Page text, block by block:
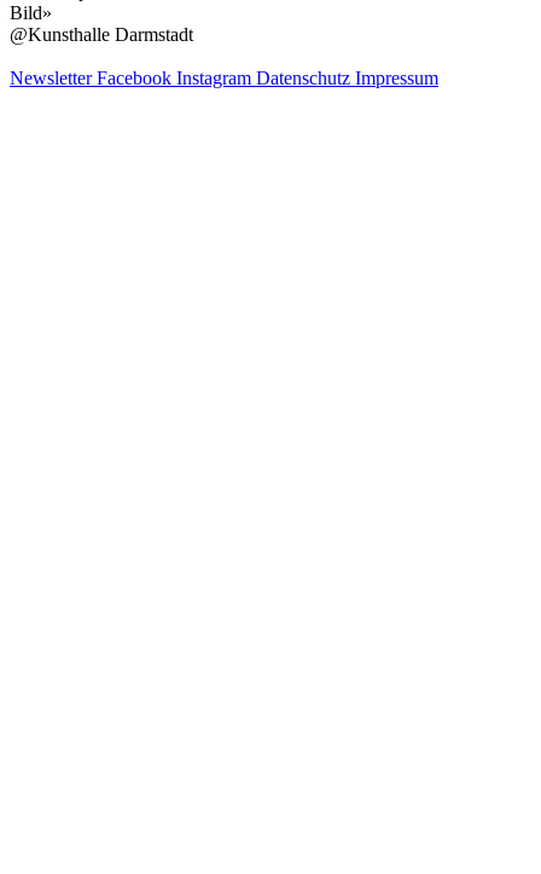
Bild»
@Kunsthalle Darmstadt
NewsletterFacebook Instagram Datenschutz Impressum